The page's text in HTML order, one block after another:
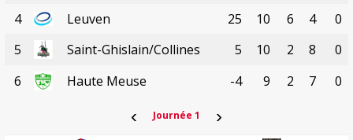
4
Leuven 25 10 6 4
0
5
Saint-Ghislain/Collines 5 10 2 8
0
6
Haute Meuse -4 9 2 7 0
‹ Journée 1 ›